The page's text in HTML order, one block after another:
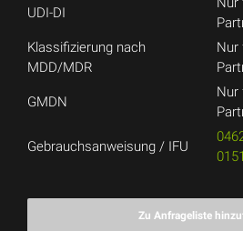
UDI-DI
Klassifizierung nach
MDD/MDR
Nur
GMDN
Nur
Gebrauchsanweisung / IFU
0151
Zu Anfrageliste